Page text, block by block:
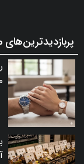
پربازدیدترین‌های